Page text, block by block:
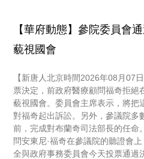
【華府動態】參院委員會
藐視國會
【新唐人北京時間2026年08月07
票決定，前政府醫療顧問福奇拒絕
藐視國會。委員會主席表示，將把
對福奇起出訴訟。另外，參議院多
前，完成對布蘭奇司法部長的任命
問安東尼·福奇在參議院的聽證會
全與政府事務委員會今天投票通過